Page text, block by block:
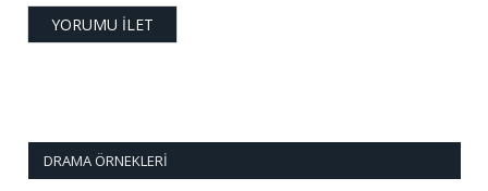
DRAMA ÖRNEKLERI